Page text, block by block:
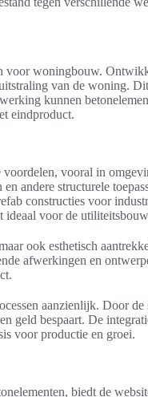
voor woningbouw.
van de woning.
kunnen
eindproduct.
vooral in
andere structurele
constructies voor
ideaal voor de
ook esthetisch
afwerkingen en
aanzienlijk. Door
geld bespaart. De
voor productie en groei.
biedt de